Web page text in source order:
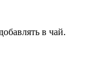
в чай.